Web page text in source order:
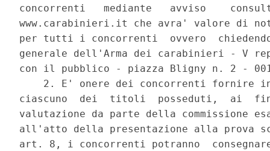
concorrenti   mediante   avviso
www.carabinieri.it che avra' valore
per tutti i concorrenti  ovvero
generale dell'Arma dei carabinieri - V
con il pubblico - piazza Bligny n. 2 -
2. E' onere dei concorrenti fornire
ciascuno  dei  titoli  posseduti,  ai
valutazione da parte della commissione
all'atto della presentazione alla prova
art. 8, i concorrenti potranno